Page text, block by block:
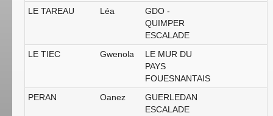
LE TAREAU
Léa
GDO -
QUIMPER
ESCALADE
LE TIEC
Gwenola
LE MUR DU
PAYS
FOUESNANTAIS
PERAN
Oanez
GUERLEDAN
ESCALADE